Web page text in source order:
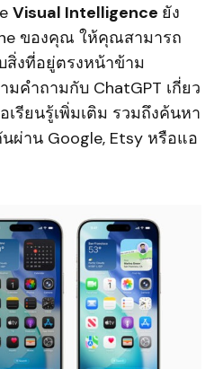
Visual Intelligence ยัง
ของคุณ ให้คุณสามารถ
สิ่งที่อยู่ตรงหน้าข้าม
คำถามกับ ChatGPT เกี่ยว
รียนรู้เพิ่มเติม รวมถึงค้นหา
ผ่าน Google, Etsy หรือแอ